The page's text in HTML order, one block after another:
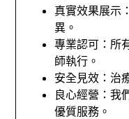
真實效果展示
異。
專業認可：所
師執行。
安全見效：治
良心經營：我
優質服務。